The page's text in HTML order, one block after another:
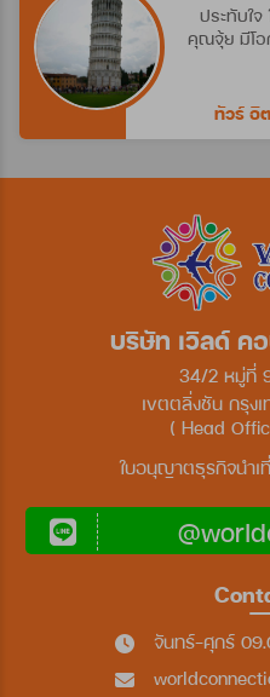
ประทับใจ
คุณจุ้ย มีโอ
ทัวร์ อิ
บริษัท เวิลด์ ค
34/2 หมู่ที่
เขตตลิ่งชัน กรุง
( Head
ใบอนุญาตธุรกิจนำเ
จันทร์-ศุกร์